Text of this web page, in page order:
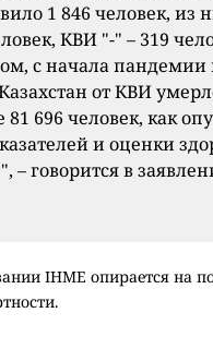
1 846 человек, из
КВИ "-" – 319
с начала пандемии
от КВИ
81 696 человек, как
и оценки
– говорится в
IHME опирается на